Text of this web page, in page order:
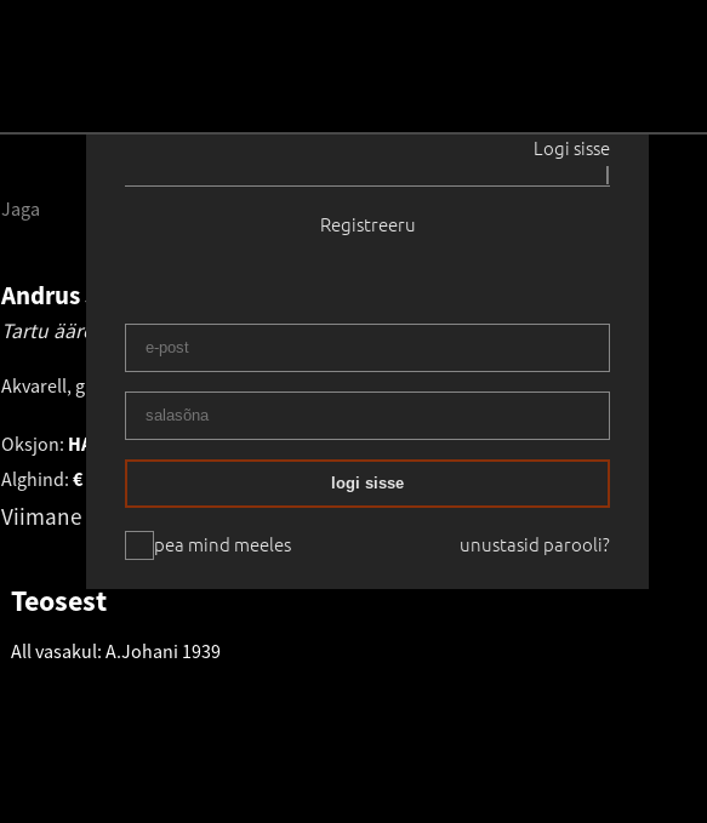
Logi sisse
|
Registreeru
pea mind meeles
logi sisse
unustasid parooli?
Andrus Johani
Tartu äärelinn.1939
Akvarell, guašš, paber.41.0 × 54.0 cmRaamitud
Oksjon: HAUS GALERII XXX OKSJON. 2011 sügis14.10.2011
Alghind: €
Viimane pakkumine: 1 330
€
Teosest
All vasakul: A.Johani 1939
Jaga